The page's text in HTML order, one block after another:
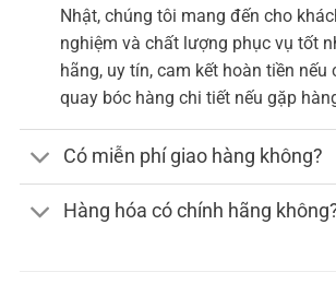
Nhật, chúng tôi mang đến cho
nghiệm và chất lượng phục vụ tốt
hãng, uy tín, cam kết hoàn tiền nếu
quay bóc hàng chi tiết nếu gặp
Có miễn phí giao hàng không?
Hàng hóa có chính hãng